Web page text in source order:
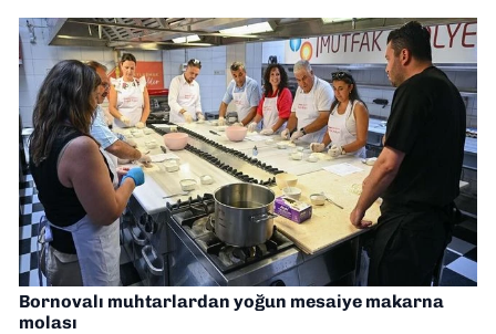
Bornovalı muhtarlardan yoğun mesaiye makarna
molası